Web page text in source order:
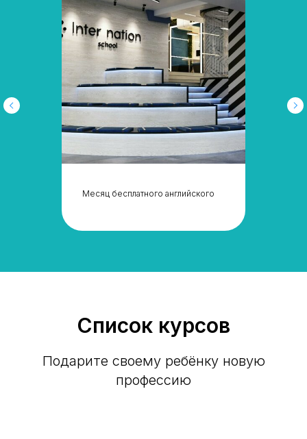
Месяц бесплатного английского
Список курсов
Подарите своему ребёнку новую
профессию